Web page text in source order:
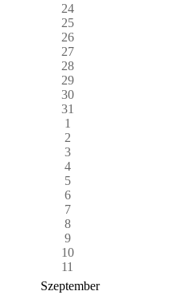
24
25
26
27
28
29
30
31
1
2
3
4
5
6
7
8
9
10
11
Szeptember